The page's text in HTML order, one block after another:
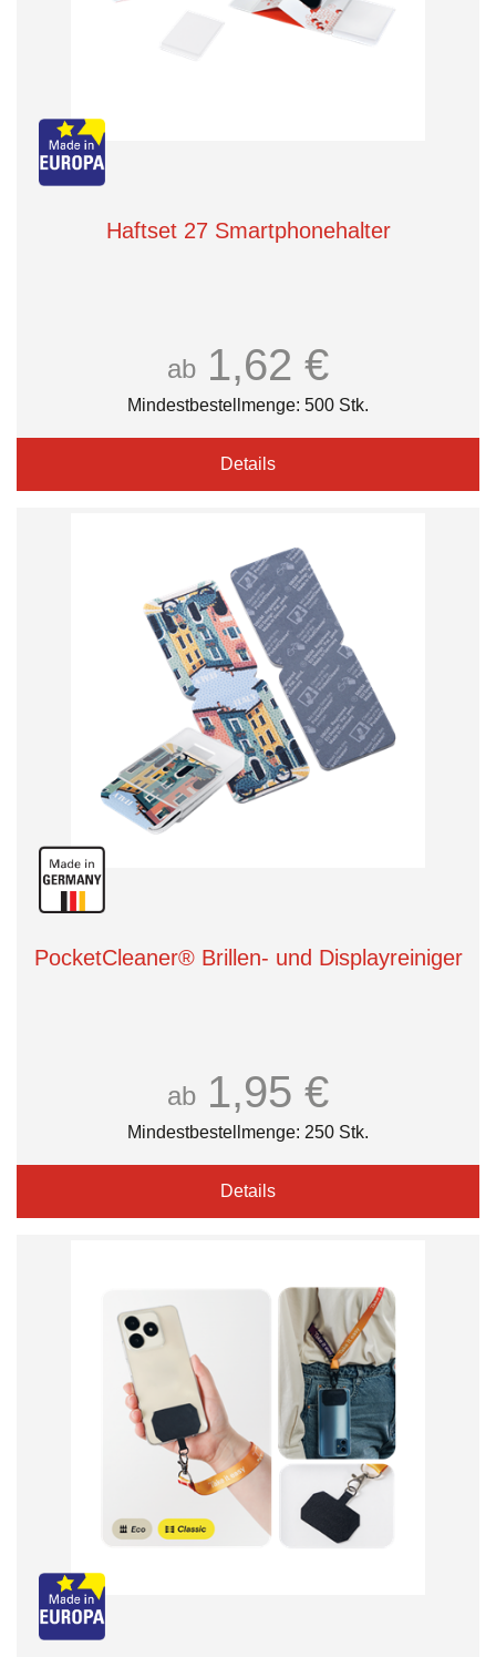
Haftset 27 Smartphonehalter
ab 1,62 €
Mindestbestellmenge: 500 Stk.
Details
PocketCleaner® Brillen- und Displayreiniger
ab 1,95 €
Mindestbestellmenge: 250 Stk.
Details